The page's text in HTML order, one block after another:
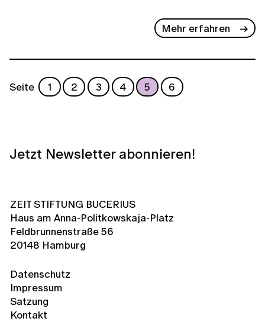
Mehr erfahren
Seite 1 2 3 4 5 6
Jetzt Newsletter abonnieren!
ZEIT STIFTUNG BUCERIUS
Haus am Anna-Politkowskaja-Platz
Feldbrunnenstraße 56
20148 Hamburg
Datenschutz
Impressum
Satzung
Kontakt